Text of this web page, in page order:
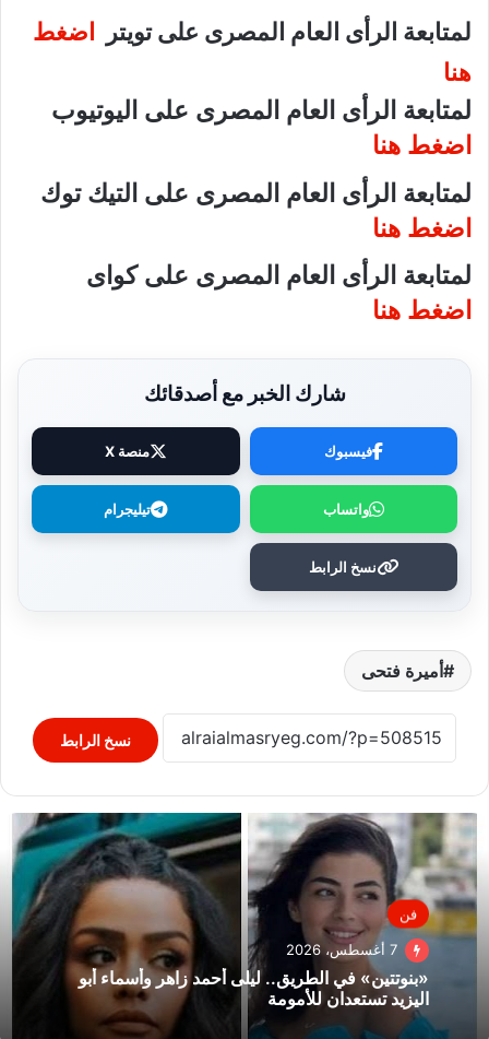
لمتابعة الرأى العام المصرى على تويتر
اضغط
هنا
لمتابعة الرأى العام المصرى على اليوتيوب
اضغط هنا
لمتابعة الرأى العام المصرى على التيك توك
اضغط هنا
لمتابعة الرأى العام المصرى على كواى
اضغط هنا
شارك الخبر مع أصدقائك
فيسبوك منصة X
واتساب تيليجرام
نسخ الرابط
أميرة فتحى
نسخ الرابط
فن
7 أغسطس، 2026
«بنوتتين» في الطريق.. ليلى أحمد زاهر وأسماء أبو
اليزيد تستعدان للأمومة